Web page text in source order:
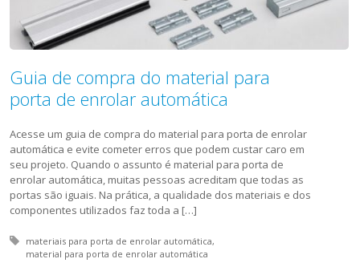
Guia de compra do material para
porta de enrolar automática
Acesse um guia de compra do material para porta de enrolar
automática e evite cometer erros que podem custar caro em
seu projeto. Quando o assunto é material para porta de
enrolar automática, muitas pessoas acreditam que todas as
portas são iguais. Na prática, a qualidade dos materiais e dos
componentes utilizados faz toda a […]
Tagged with:
materiais para porta de enrolar automática
material para porta de enrolar automática